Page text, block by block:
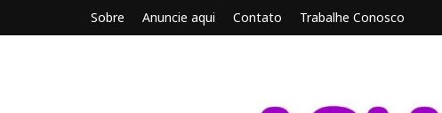
Sobre Anuncie aqui Contato Trabalhe Conosco